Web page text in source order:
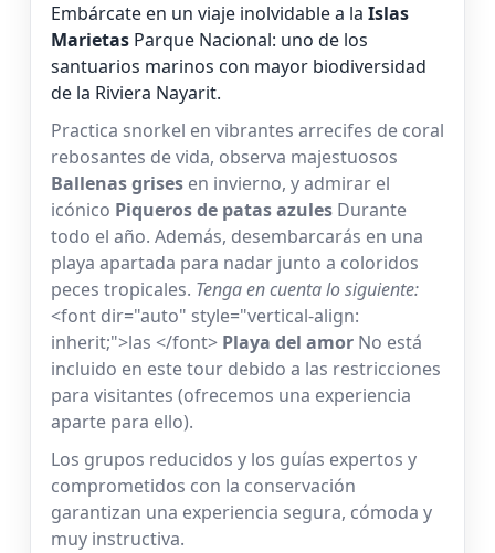
Embárcate en un viaje inolvidable a la Islas
Marietas Parque Nacional: uno de los
santuarios marinos con mayor biodiversidad
de la Riviera Nayarit.
Practica snorkel en vibrantes arrecifes de coral
rebosantes de vida, observa majestuosos
Ballenas grises en invierno, y admirar el
icónico Piqueros de patas azules Durante
todo el año. Además, desembarcarás en una
playa apartada para nadar junto a coloridos
peces tropicales. Tenga en cuenta lo siguiente:
<font dir="auto" style="vertical-align:
inherit;">las </font> Playa del amor No está
incluido en este tour debido a las restricciones
para visitantes (ofrecemos una experiencia
aparte para ello).
Los grupos reducidos y los guías expertos y
comprometidos con la conservación
garantizan una experiencia segura, cómoda y
muy instructiva.